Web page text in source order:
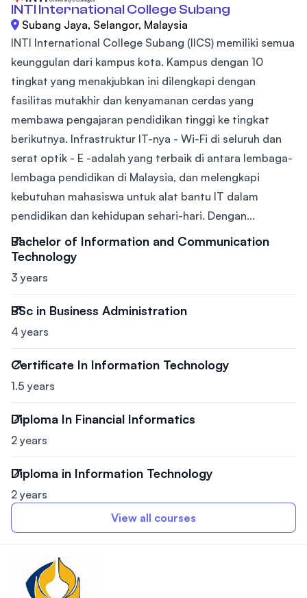
INTI International College Subang
Subang Jaya, Selangor, Malaysia
INTI International College Subang (IICS) memiliki semua
keunggulan dari kampus kota. Kampus dengan 10
tingkat yang menakjubkan ini dilengkapi dengan
fasilitas mutakhir dan kenyamanan cerdas yang
membawa pengajaran pendidikan tinggi ke tingkat
berikutnya. Infrastruktur IT-nya - Wi-Fi di seluruh dan
serat optik - E -adalah yang terbaik di antara lembaga-
lembaga pendidikan di Malaysia, dan melengkapi
kebutuhan mahasiswa untuk alat bantu IT dalam
pendidikan dan kehidupan sehari-hari. Dengan...
Bachelor of Information and Communication
Technology
3 years
BSc in Business Administration
4 years
Certificate In Information Technology
1.5 years
Diploma In Financial Informatics
2 years
Diploma in Information Technology
2 years
View all courses